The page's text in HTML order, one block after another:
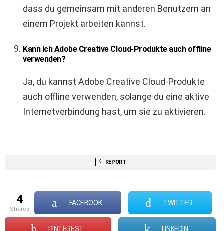
dass du gemeinsam mit anderen Benutzern an
einem Projekt arbeiten kannst.
Kann ich Adobe Creative Cloud-Produkte auch offline
verwenden?
Ja, du kannst Adobe Creative Cloud-Produkte
auch offline verwenden, solange du eine aktive
Internetverbindung hast, um sie zu aktivieren.
REPORT
4
shares
FACEBOOK TWITTER
PINTEREST LINKEDIN